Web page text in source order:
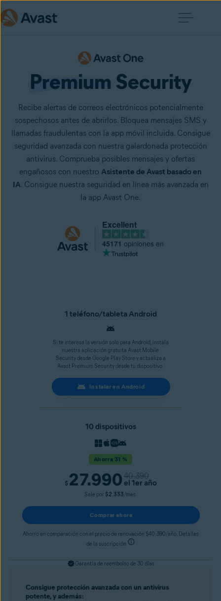
Premium Security
Recibe alertas de correos electrónicos potencialmente
sospechosos antes de abrirlos. Bloquea mensajes SMS y
llamadas fraudulentas con la app móvil incluida. Consigue
seguridad avanzada con nuestra galardonada protección
antivirus. Comprueba posibles mensajes y ofertas
engañosos con nuestro Asistente de Avast basado en
IA. Consigue nuestra seguridad en línea más avanzada en
la app Avast One.
Excellent
45171 opiniones en
Consigue protección avanzada con un antivirus
potente, y además:
1 teléfono/tableta Android
Si te interesa la versión solo para Android, instala
nuestra aplicación gratuita Avast Mobile
Security desde Google Play Store y actualiza a
Avast Premium Security desde tu dispositivo.
Instalar en Android
10 dispositivos
Ahorra 31 %
$ 27.990 40.390
el 1er año
Sale por $2.333/mes.
Comprar ahora
Ahorro en comparación con el precio de renovación $40.390/año. Detalles
de la suscripción
Garantía de reembolso de 30 días